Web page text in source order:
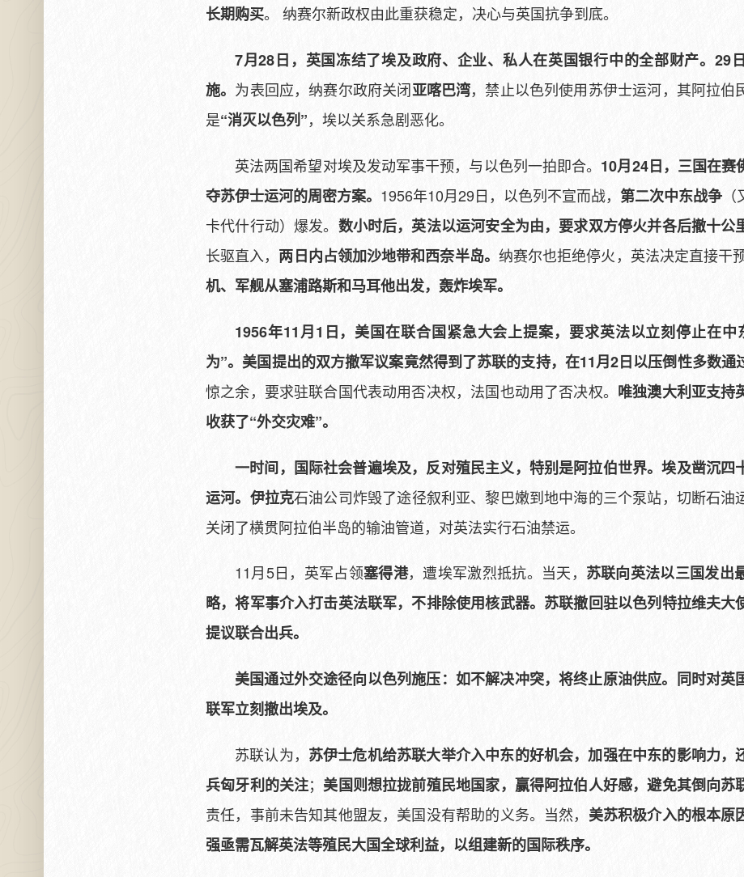
长期购买。 纳赛尔新政权由此重获稳定，决心与英国抗争到底。
7月28日，英国冻结了埃及政府、企业、私人在英国银行中的全部财产。29
施。 为表回应，纳赛尔政府关闭亚喀巴湾，禁止以色列使用苏伊士运河，其阿拉伯
是“消灭以色列”，埃以关系急剧恶化。
英法两国希望对埃及发动军事干预，与以色列一拍即合。 10月24日，三国在赛
夺苏伊士运河的周密方案。 1956年10月29日，以色列不宣而战， 第二次中东战争
卡代什行动）爆发。 数小时后，英法以运河安全为由，要求双方停火并各后撤十公
长驱直入， 两日内占领加沙地带和西奈半岛。 纳赛尔也拒绝停火，英法决定直接干预
机、军舰从塞浦路斯和马耳他出发，轰炸埃军。
1956年11月1日，美国在联合国紧急大会上提案，要求英法以立刻停止在中
为”。美国提出的双方撤军议案竟然得到了苏联的支持，在11月2日以压倒性多数通
惊之余，要求驻联合国代表动用否决权，法国也动用了否决权。 唯独澳大利亚支持
收获了“外交灾难”。
一时间，国际社会普遍埃及，反对殖民主义，特别是阿拉伯世界。埃及凿沉四
运河。伊拉克石油公司炸毁了途径叙利亚、黎巴嫩到地中海的三个泵站，切断石油
关闭了横贯阿拉伯半岛的输油管道，对英法实行石油禁运。
11月5日，英军占领塞得港，遭埃军激烈抵抗。当天， 苏联向英法以三国发出
略，将军事介入打击英法联军，不排除使用核武器。苏联撤回驻以色列特拉维夫大
提议联合出兵。
美国通过外交途径向以色列施压：如不解决冲突，将终止原油供应。同时对英
联军立刻撤出埃及。
苏联认为， 苏伊士危机给苏联大举介入中东的好机会，加强在中东的影响力，
兵匈牙利的关注； 美国则想拉拢前殖民地国家，赢得阿拉伯人好感，避免其倒向苏
责任，事前未告知其他盟友，美国没有帮助的义务。当然， 美苏积极介入的根本原
强亟需瓦解英法等殖民大国全球利益，以组建新的国际秩序。